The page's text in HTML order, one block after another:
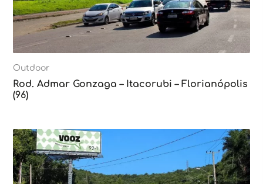
Outdoor
Rod. Admar Gonzaga – Itacorubi – Florianópolis
(96)